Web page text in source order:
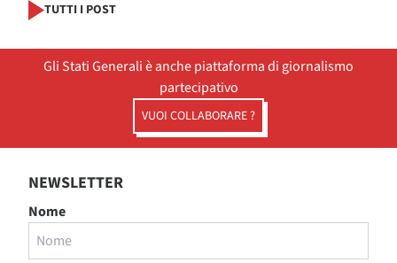
TUTTI I POST
Gli Stati Generali è anche piattaforma di giornalismo
partecipativo
VUOI COLLABORARE ?
NEWSLETTER
Nome